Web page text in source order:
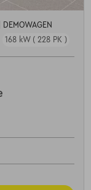
168 kW ( 228 PK )